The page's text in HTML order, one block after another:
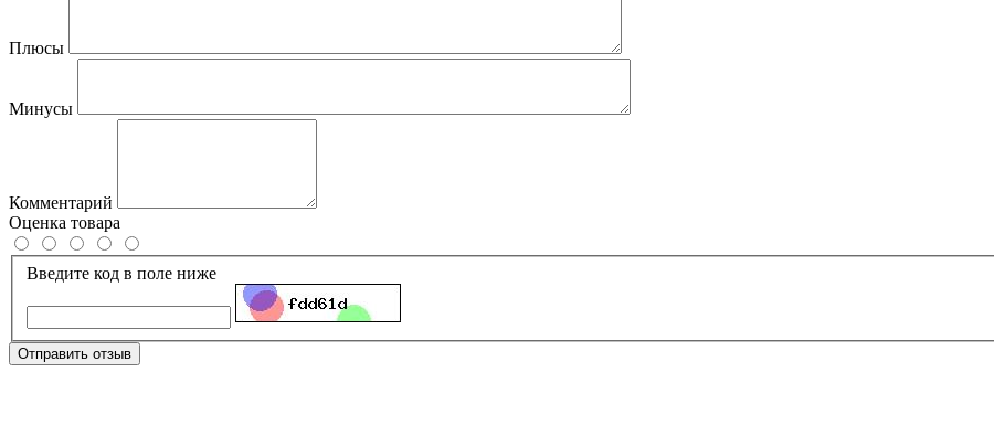
Плюсы
Минусы
Комментарий
Оценка товара
Введите код в поле ниже
Отправить отзыв